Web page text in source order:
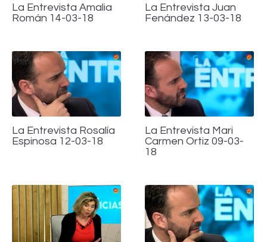
La Entrevista Amalia
Román 14-03-18
La Entrevista Juan
Fenández 13-03-18
La Entrevista Rosalía
Espinosa 12-03-18
La Entrevista Mari
Carmen Ortiz 09-03-
18